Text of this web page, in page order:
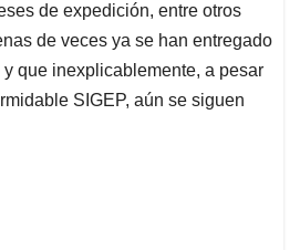
de expedición, entre otros
de veces ya se han entregado
que inexplicablemente, a pesar
SIGEP, aún se siguen